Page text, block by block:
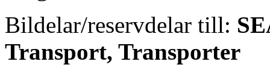
Bildelar/reservdelar till:
Transport, Transporter